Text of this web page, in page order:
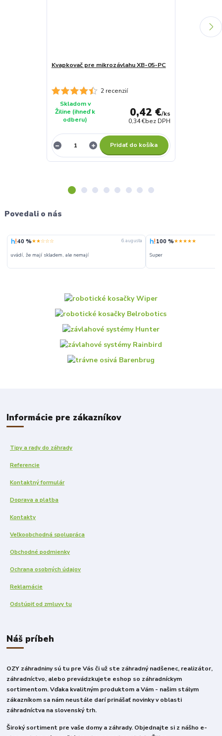
2 recenzií
Kvapkovač pre mikrozávlahu XB-05-PC
0,42 €/ks
0,34 €bez DPH
Skladom v
Žiline (ihneď k
odberu)
Pridať do košíka
Povedali o nás
40 %★★☆☆☆ 6. augusta
uvádí, že mají skladem, ale nemají
100 %★★★★★
Super
Informácie pre zákazníkov
Tipy a rady do záhrady
Referencie
Kontaktný formulár
Doprava a platba
Kontakty
Veľkoobchodná spolupráca
Obchodné podmienky
Ochrana osobných údajov
Reklamácie
Odstúpiť od zmluvy tu
Náš príbeh
OZY záhradniny sú tu pre Vás či už ste záhradný nadšenec, realizátor,
záhradníctvo, alebo prevádzkujete eshop so záhradníckym
sortimentom. Vďaka kvalitným produktom a Vám - našim stálym
zákazníkom sa nám neustále darí prinášať novinky v oblasti
záhradníctva na slovenský trh.
Široký sortiment pre vaše domy a záhrady. Objednajte si z nášho e-